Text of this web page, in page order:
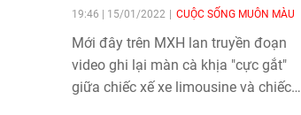
19:46 | 15/01/2022 CUỘC SỐNG MUÔN MÀU
Mới đây trên MXH lan truyền đoạn
video ghi lại màn cà khịa "cực gắt"
giữa chiếc xế xe limousine và chiếc ô